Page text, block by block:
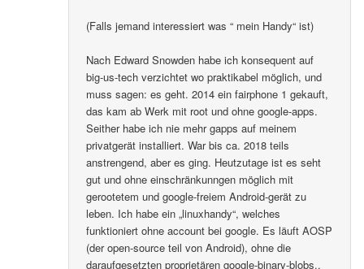
(Falls jemand interessiert was “ mein Handy“ ist)
Nach Edward Snowden habe ich konsequent auf
big-us-tech verzichtet wo praktikabel möglich, und
muss sagen: es geht. 2014 ein fairphone 1 gekauft,
das kam ab Werk mit root und ohne google-apps.
Seither habe ich nie mehr gapps auf meinem
privatgerät installiert. War bis ca. 2018 teils
anstrengend, aber es ging. Heutzutage ist es seht
gut und ohne einschränkunngen möglich mit
gerootetem und google-freiem Android-gerät zu
leben. Ich habe ein „linuxhandy“, welches
funktioniert ohne account bei google. Es läuft AOSP
(der open-source teil von Android), ohne die
daraufgesetzten proprietären google-binary-blobs..